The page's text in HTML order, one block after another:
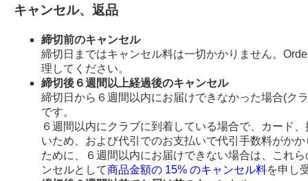
キャンセル、返品
締切前のキャンセル
締切日まではキャンセル料は一切かかりません。
理してください。
締切後６週間以上経過後のキャンセル
締切日から６週間以内にお届けできなかった場合(ク
です。
６週間以内にクラブに到着している場合で、カード
いため、および代引でのお支払いで代引手数料がか
ために、６週間以内にお届けできない場合は、これ
ンセルとして商品金額の 15% のキャンセル料を申し